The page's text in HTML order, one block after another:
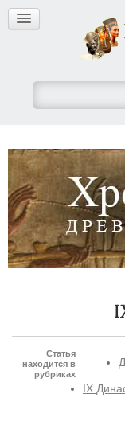
Статья
находится в
рубриках
IX